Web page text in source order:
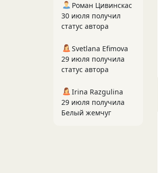
Роман Цивинскас
30 июля получил
статус автора
Svetlana Efimova
29 июля получила
статус автора
Irina Razgulina
29 июля получила
Белый жемчуг